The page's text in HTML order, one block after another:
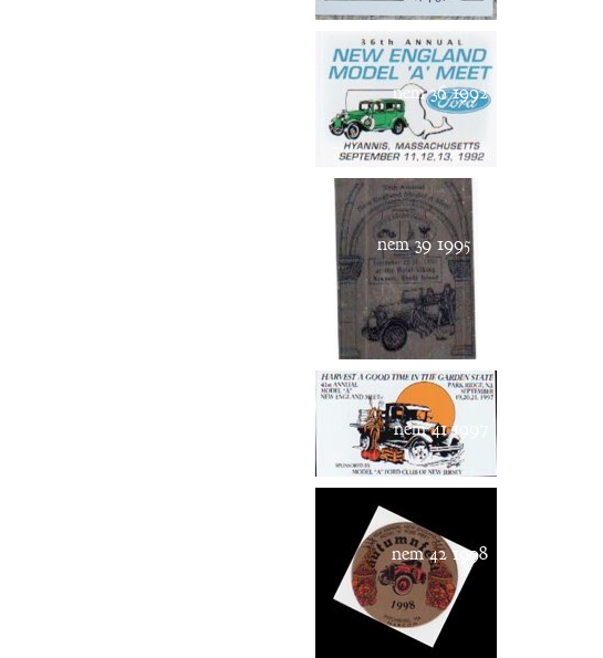
nem 36 1992
nem 39 1995
nem 41 1997
nem 42 1998